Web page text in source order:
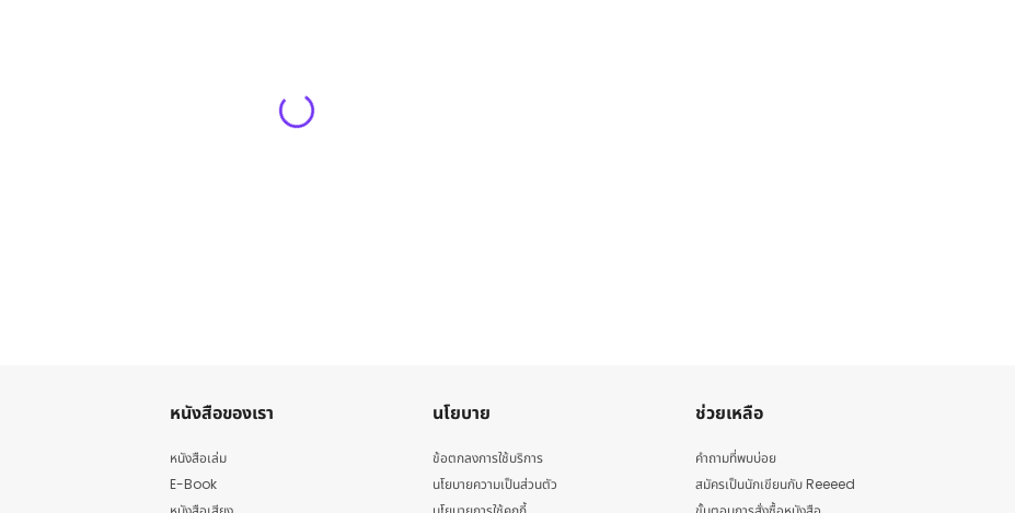
หนังสือของเรา
หนังสือเล่ม
E-Book
นโยบาย
ข้อตกลงการใช้บริการ
นโยบายความเป็นส่วนตัว
ช่วยเหลือ
คำถามที่พบบ่อย
สมัครเป็นนักเขียนกับ Reeeed